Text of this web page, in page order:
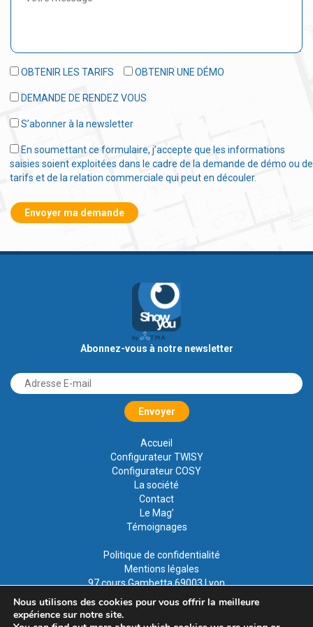
OBTENIR LES TARIFS OBTENIR UNE DÉMO
DEMANDE DE RENDEZ VOUS
S’abonner à la newsletter
En soumettant ce formulaire, j’accepte que les informations
saisies soient exploitées dans le cadre de la demande de démo ou de
tarifs et de la relation commerciale qui peut en découler.
Abonnez-vous à notre newsletter
Accueil
Configurateur TWISY
Configurateur COSY
La société
Contact
Le Mag’
Témoignages
Politique de confidentialité
Mentions légales
97 cours Gambetta 69003 Lyon
Nous utilisons des cookies pour vous offrir la meilleure
expérience sur notre site.